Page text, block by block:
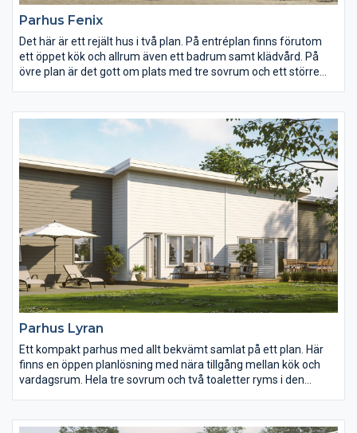
Parhus Fenix
Det här är ett rejält hus i två plan. På entréplan finns förutom
ett öppet kök och allrum även ett badrum samt klädvård. På
övre plan är det gott om plats med tre sovrum och ett större
Parhus Lyran
Ett kompakt parhus med allt bekvämt samlat på ett plan. Här
finns en öppen planlösning med nära tillgång mellan kök och
vardagsrum. Hela tre sovrum och två toaletter ryms i den